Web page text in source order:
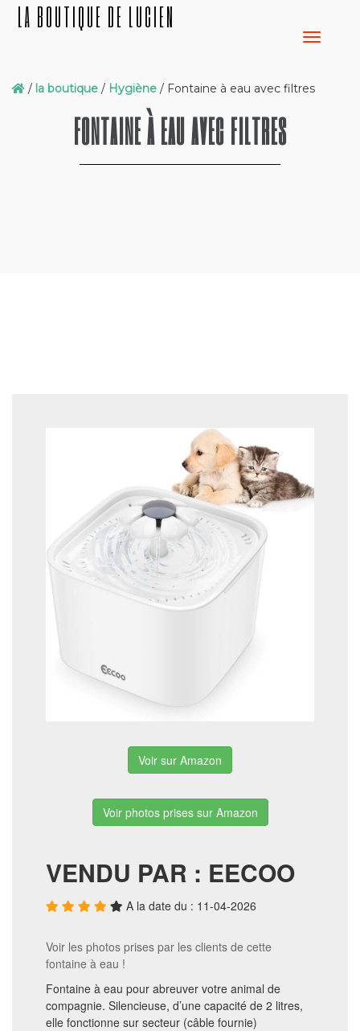
LA BOUTIQUE DE LUCIEN
/ la boutique / Hygiène / Fontaine à eau avec filtres
FONTAINE À EAU AVEC FILTRES
Voir sur Amazon
Voir photos prises sur Amazon
VENDU PAR : EECOO
A la date du : 11-04-2026
Voir les photos prises par les clients de cette
fontaine à eau !
Fontaine à eau pour abreuver votre animal de
compagnie. Silencieuse, d’une capacité de 2 litres,
elle fonctionne sur secteur (câble fournie)